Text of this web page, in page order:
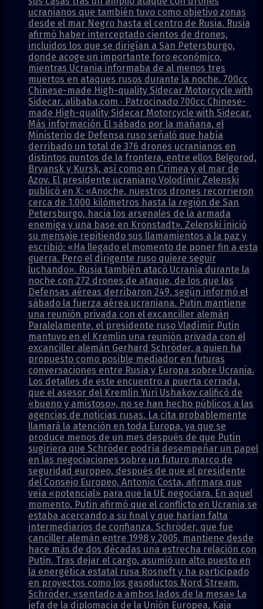
ucranianos que también tuvo como objetivo zonas
desde el mar Negro hasta el centro de Rusia. Rusia
afirmó haber interceptado cientos de drones,
incluidos los que se dirigían a San Petersburgo,
donde acoge un importante foro económico,
mientras Ucrania informaba de al menos tres
muertos en ataques rusos durante la noche. 700cc
Chinese-made High-quality Sidecar Motorcycle with
Sidecar. alibaba.com · Patrocinado 700cc Chinese-
made High-quality Sidecar Motorcycle with Sidecar.
Más información El sábado por la mañana, el
Ministerio de Defensa ruso señaló que había
derribado un total de 376 drones ucranianos en
distintos puntos de la frontera, entre ellos Belgorod,
Bryansk y Kursk, así como en Crimea y el mar de
Azov. El presidente ucraniano Volodímir Zelenski
publicó en X: «Anoche, nuestros drones recorrieron
cerca de 1.000 kilómetros hasta la región de San
Petersburgo, hacia los arsenales de la armada
enemiga y una base en Kronstadt». Zelenski inició
su mensaje repitiendo sus llamamientos a la paz y
escribió: «Ha llegado el momento de poner fin a esta
guerra. Pero el dirigente ruso quiere seguir
luchando». Rusia también atacó Ucrania durante la
noche con 272 drones de ataque, de los que las
Defensas aéreas derribaron 249, según informó el
sábado la fuerza aérea ucraniana. Putin mantiene
una reunión privada con el excanciller alemán
Paralelamente, el presidente ruso Vladímir Putin
mantuvo en el Kremlin una reunión privada con el
excanciller alemán Gerhard Schröder, a quien ha
propuesto como posible mediador en futuras
conversaciones entre Rusia y Europa sobre Ucrania.
Los detalles de este encuentro a puerta cerrada,
que el asesor del Kremlin Yuri Ushakov calificó de
«bueno y amistoso», no se han hecho públicos a las
agencias de noticias rusas. La cita probablemente
llamará la atención en toda Europa, ya que se
produce menos de un mes después de que Putin
sugiriera que Schröder podría desempeñar un papel
en las negociaciones sobre un futuro marco de
seguridad europeo, después de que el presidente
del Consejo Europeo, Antonio Costa, afirmara que
veía «potencial» para que la UE negociara. En aquel
momento, Putin afirmó que el conflicto en Ucrania se
estaba acercando a su final y que harían falta
intermediarios de confianza. Schröder, que fue
canciller alemán entre 1998 y 2005, mantiene desde
hace más de dos décadas una estrecha relación con
Putin. Tras dejar el cargo, asumió un alto puesto en
la energética estatal rusa Rosneft y ha participado
en proyectos como los gasoductos Nord Stream.
Schröder, «sentado a ambos lados de la mesa» La
jefa de la diplomacia de la Unión Europea, Kaja